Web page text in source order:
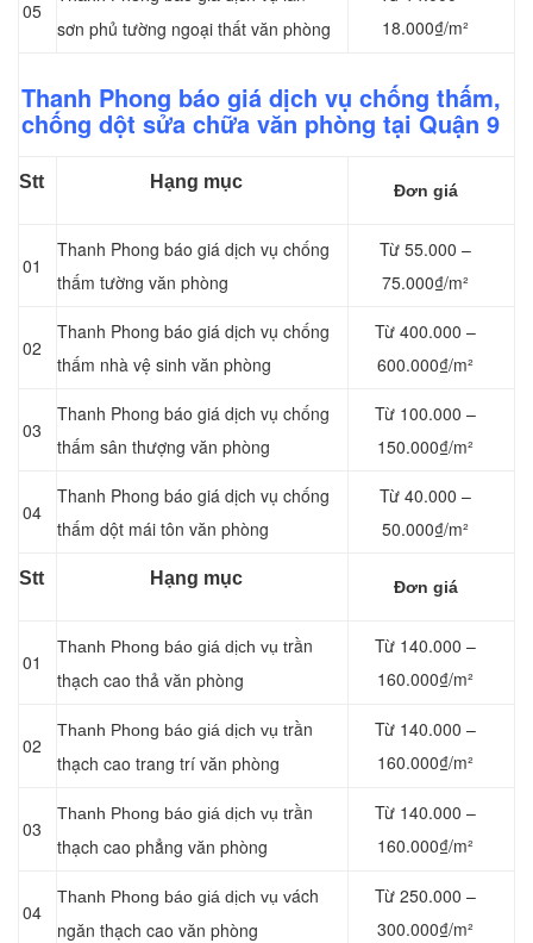
05
sơn phủ tường ngoại thất văn phòng
18.000₫/m²
Thanh Phong báo giá dịch vụ chống thấm,
chống dột sửa chữa văn phòng tại Quận 9
Stt Hạng mục Đơn giá
01
Thanh Phong báo giá dịch vụ chống
thấm tường văn phòng
Từ 55.000 –
75.000₫/m²
02
Thanh Phong báo giá dịch vụ chống
thấm nhà vệ sinh văn phòng
Từ 400.000 –
600.000₫/m²
03
Thanh Phong báo giá dịch vụ chống
thấm sân thượng văn phòng
Từ 100.000 –
150.000₫/m²
04
Thanh Phong báo giá dịch vụ chống
thấm dột mái tôn văn phòng
Từ 40.000 –
50.000₫/m²
Stt Hạng mục Đơn giá
01
Thanh Phong báo giá dịch vụ trần
thạch cao thả văn phòng
Từ 140.000 –
160.000₫/m²
02
Thanh Phong báo giá dịch vụ trần
thạch cao trang trí văn phòng
Từ 140.000 –
160.000₫/m²
03
Thanh Phong báo giá dịch vụ trần
thạch cao phẳng văn phòng
Từ 140.000 –
160.000₫/m²
04
Thanh Phong báo giá dịch vụ vách
ngăn thạch cao văn phòng
Từ 250.000 –
300.000₫/m²